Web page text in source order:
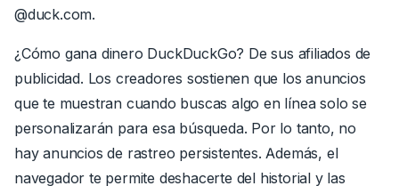
@duck.com.
¿Cómo gana dinero DuckDuckGo? De sus afiliados de
publicidad. Los creadores sostienen que los anuncios
que te muestran cuando buscas algo en línea solo se
personalizarán para esa búsqueda. Por lo tanto, no
hay anuncios de rastreo persistentes. Además, el
navegador te permite deshacerte del historial y las